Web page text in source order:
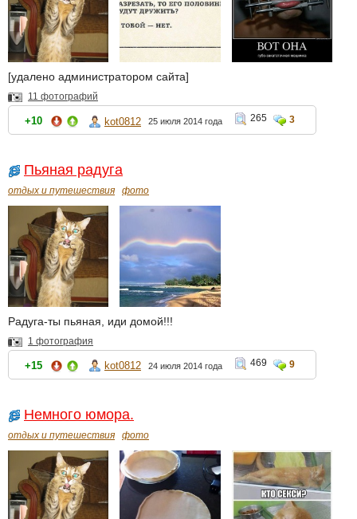
[удалено администратором сайта]
11 фотографий
+10 kot0812 25 июля 2014 года 265 3
Пьяная радуга
отдых и путешествия фото
Радуга-ты пьяная, иди домой!!!
1 фотография
+15 kot0812 24 июля 2014 года 469 9
Немного юмора.
отдых и путешествия фото